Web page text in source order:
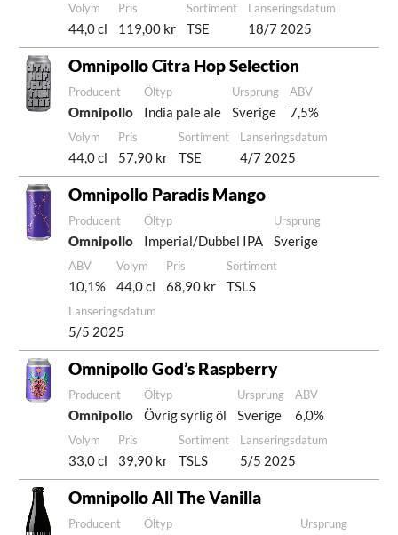
Volym
44,0 cl
Pris
119,00 kr
Sortiment
TSE
Lanseringsdatum
18/7 2025
Omnipollo Citra Hop Selection
Producent
Omnipollo
Öltyp
India pale ale
Ursprung
Sverige
ABV
7,5%
Volym
44,0 cl
Pris
57,90 kr
Sortiment
TSE
Lanseringsdatum
4/7 2025
Omnipollo Paradis Mango
Producent
Omnipollo
Öltyp
Imperial/Dubbel IPA
Ursprung
Sverige
ABV
10,1%
Volym
44,0 cl
Pris
68,90 kr
Sortiment
TSLS
Lanseringsdatum
5/5 2025
Omnipollo God’s Raspberry
Producent
Omnipollo
Öltyp
Övrig syrlig öl
Ursprung
Sverige
ABV
6,0%
Volym
33,0 cl
Pris
39,90 kr
Sortiment
TSLS
Lanseringsdatum
5/5 2025
Omnipollo All The Vanilla
Producent Öltyp Ursprung